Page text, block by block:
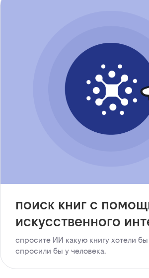
поиск книг с
искусственного
спросите ИИ какую книгу хотели бы
спросили бы у человека.